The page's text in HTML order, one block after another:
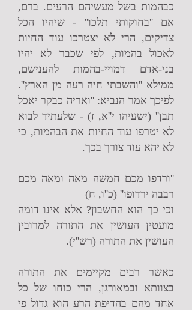
כבהמות בשל מעשיהם הרעים. ברם,
אם ''בחוקותי תלכו'' - שיהיו הכל
צדיקים, הרי לא יצטרכו עוד החיות
לאכול בהמות, לפי שכבר לא יהיו
בני-אדם דמויי-בהמות להענישם,
ממילא ''והשבתי חיה רעה מן הארץ''.
לפיכך אמר הנביא: ''ואריה כבקר יאכל
תבן'' (ישעיהו י''א, ז) - שלעתיד לבוא
לא יטרפו עוד החיות את הבהמות, כי
לא יהא עוד צורך בכך.
''ורדפו מכם חמשה מאה ומאה מכם
רבבה ירדופו'' (כ''ו, ח)
וכי כך הוא החשבון? אלא אינו דומה
מועטין העושין את התורה למרובין
העושין את התורה (רש''י).
כאשר רבים מקיימים את התורה
בצוותא ובמאורגן, הרי כוחו של כל
אחד מהם בהדיפת הרע הוא גדול פי